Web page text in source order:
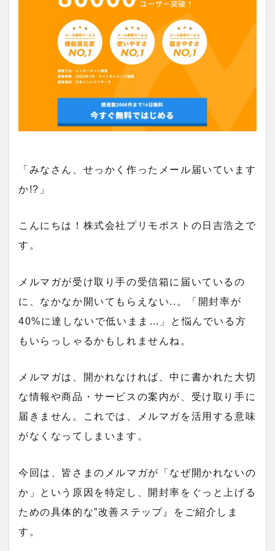
「みなさん、せっかく作ったメール届いています
か!?」
こんにちは！株式会社プリモポストの日吉浩之で
す。
メルマガが受け取り手の受信箱に届いているの
に、なかなか開いてもらえない..。「開封率が
40%に達しないで低いまま…」と悩んでいる方
もいらっしゃるかもしれませんね。
メルマガは、開かれなければ、中に書かれた大切
な情報や商品・サービスの案内が、受け取り手に
届きません。これでは、メルマガを活用する意味
がなくなってしまいます。
今回は、皆さまのメルマガが「なぜ開かれないの
か」という原因を特定し、開封率をぐっと上げる
ための具体的な”改善ステップ』をご紹介しま
す。